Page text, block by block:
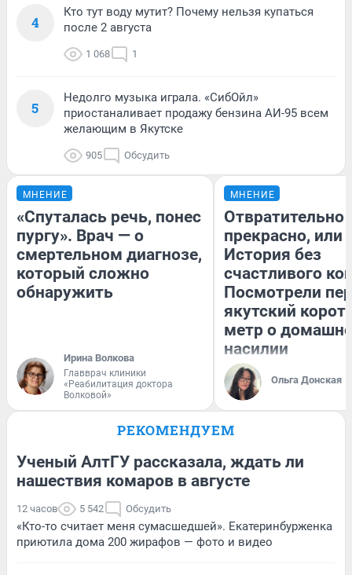
4
Кто тут воду мутит? Почему нельзя купаться
после 2 августа
1 068 1
5
Недолго музыка играла. «СибОйл»
приостаналивает продажу бензина АИ-95 всем
желающим в Якутске
905 Обсудить
МНЕНИЕ
«Спуталась речь, понес
пургу». Врач — о
смертельном диагнозе,
который сложно
обнаружить
Ирина Волкова
Главврач клиники
«Реабилитация доктора
Волковой»
МНЕНИЕ
Отвратительно
прекрасно, или
История без
счастливого
Посмотрели
якутский
метр о
насилии
Ольга Донская
РЕКОМЕНДУЕМ
Ученый АлтГУ рассказала, ждать ли
нашествия комаров в августе
12 часов 5 542 Обсудить
«Кто-то считает меня сумасшедшей». Екатеринбурженка
приютила дома 200 жирафов — фото и видео